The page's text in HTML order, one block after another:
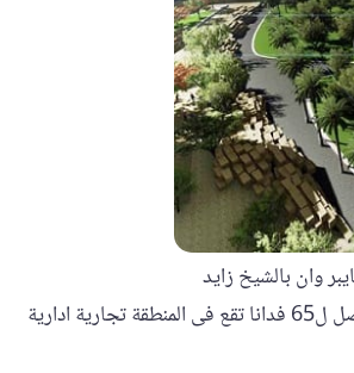
وان بالشيخ زايد
وكمبوند الربوة ويتميز المشروع برويته الكاملة للحديقة المركزية وهى مساحتها تصل ل65 فدانا تقع فى المنطقة تجارية ادارية